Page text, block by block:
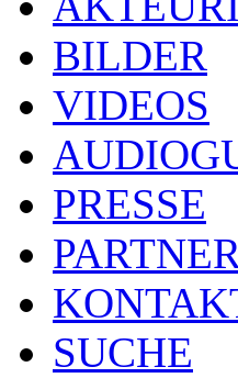
BILDER
VIDEOS
PRESSE
SUCHE